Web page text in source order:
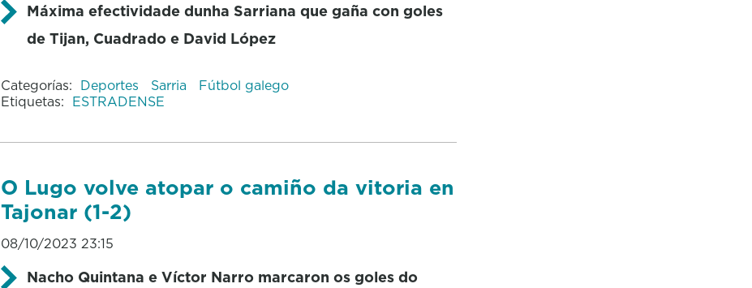
Máxima efectividade dunha Sarriana que gaña con goles
de Tijan, Cuadrado e David López
Categorías: Deportes Sarria
Fútbol galego
Etiquetas: ESTRADENSE
O Lugo volve atopar o camiño da vitoria en
Tajonar (1-2)
08/10/2023 23:15
Nacho Quintana e Víctor Narro marcaron os goles do